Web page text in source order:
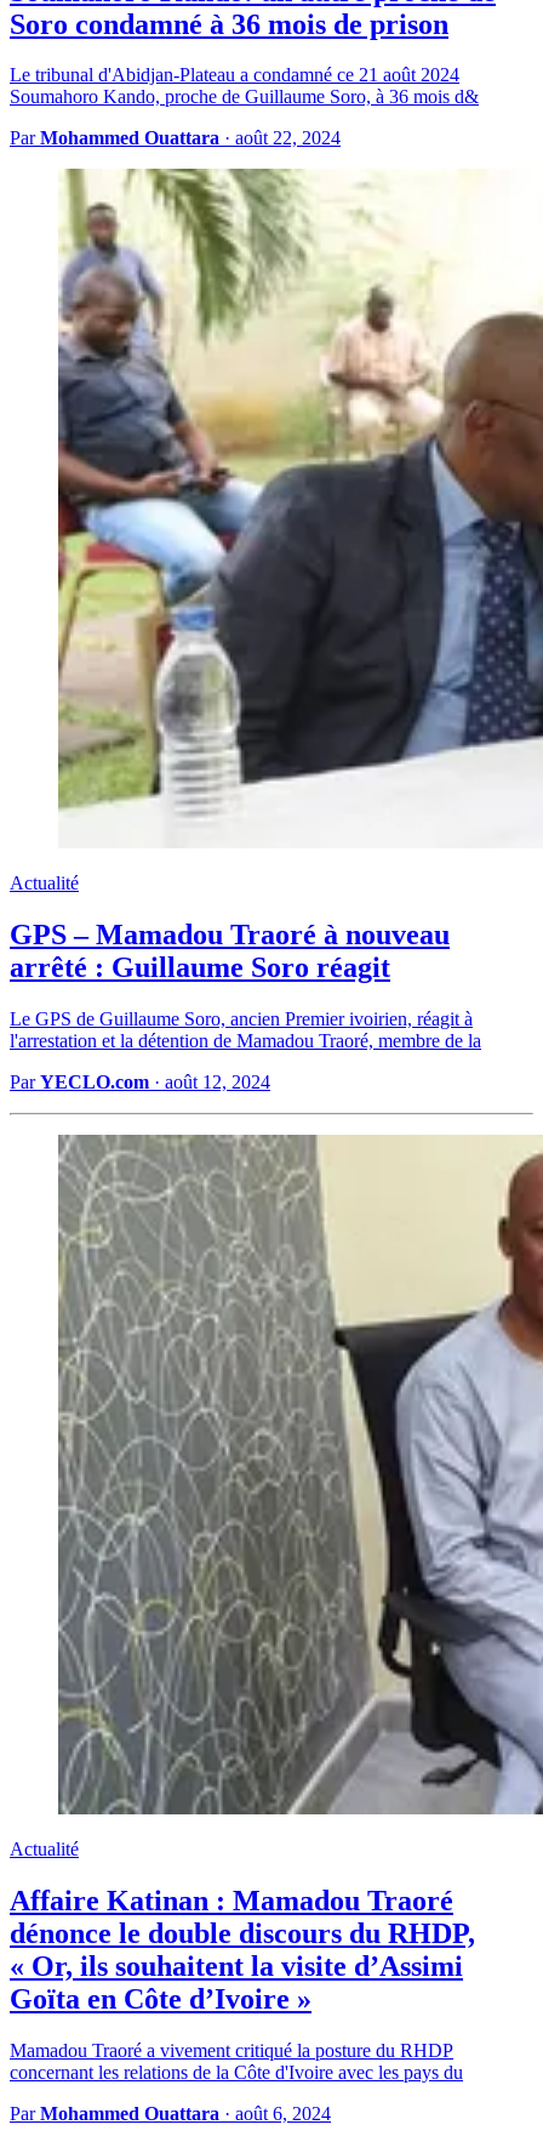
Soro condamné à 36 mois de prison
Le tribunal d'Abidjan-Plateau a condamné ce 21 août 2024
Soumahoro Kando, proche de Guillaume Soro, à 36 mois d&
ParMohammed Ouattara · août 22, 2024
Actualité
GPS – Mamadou Traoré à nouveau
arrêté : Guillaume Soro réagit
Le GPS de Guillaume Soro, ancien Premier ivoirien, réagit à
l'arrestation et la détention de Mamadou Traoré, membre de la
ParYECLO.com · août 12, 2024
Actualité
Affaire Katinan : Mamadou Traoré
dénonce le double discours du RHDP,
« Or, ils souhaitent la visite d’Assimi
Goïta en Côte d’Ivoire »
Mamadou Traoré a vivement critiqué la posture du RHDP
concernant les relations de la Côte d'Ivoire avec les pays du
ParMohammed Ouattara · août 6, 2024